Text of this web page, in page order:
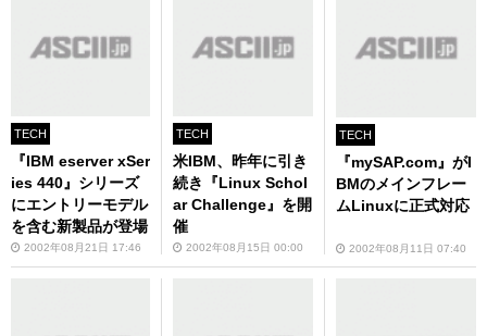
TECH
『IBM eserver xSer
ies 440』シリーズ
にエントリーモデル
を含む新製品が登場
2002年08月21日 17:46
TECH
米IBM、昨年に引き
続き『Linux Schol
ar Challenge』を開
催
2002年08月15日 00:00
TECH
『mySAP.com』がI
BMのメインフレー
ムLinuxに正式対応
2002年08月11日 07:40